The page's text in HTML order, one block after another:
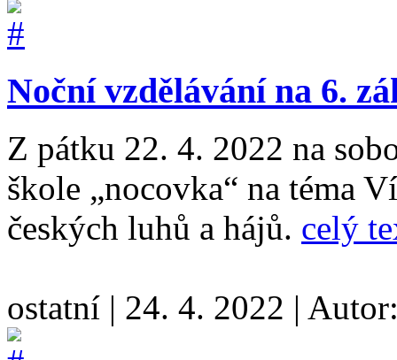
Noční vzdělávání na 6.
Z pátku 22. 4. 2022 na
škole „nocovka“ na téma
českých luhů a hájů. celý
ostatní | 24. 4. 2022 |